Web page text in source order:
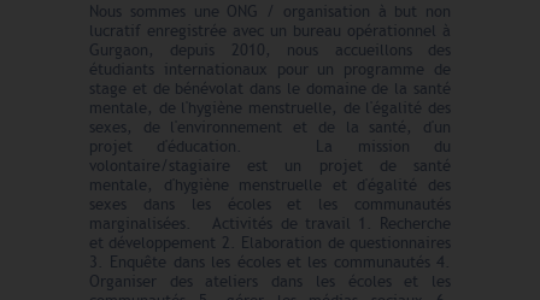
Nous sommes une ONG / organisation à but non
lucratif enregistrée avec un bureau opérationnel à
Gurgaon, depuis 2010, nous accueillons des
étudiants internationaux pour un programme de
stage et de bénévolat dans le domaine de la santé
mentale, de l'hygiène menstruelle, de l'égalité des
sexes, de l'environnement et de la santé, d'un
projet d'éducation. La mission du
volontaire/stagiaire est un projet de santé
mentale, d'hygiène menstruelle et d'égalité des
sexes dans les écoles et les communautés
marginalisées. Activités de travail 1. Recherche
et développement 2. Elaboration de questionnaires
3. Enquête dans les écoles et les communautés 4.
Organiser des ateliers dans les écoles et les